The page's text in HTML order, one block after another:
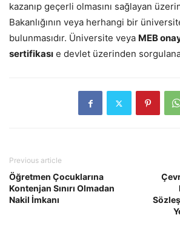
kazanıp geçerli olmasını sağlayan
Bakanlığının veya herhangi bir
bulunmasıdır. Üniversite veya MEB
sertifikası e devlet üzerinden
Previous article
Öğretmen Çocuklarına
Kontenjan Sınırı Olmadan
Nakil İmkanı